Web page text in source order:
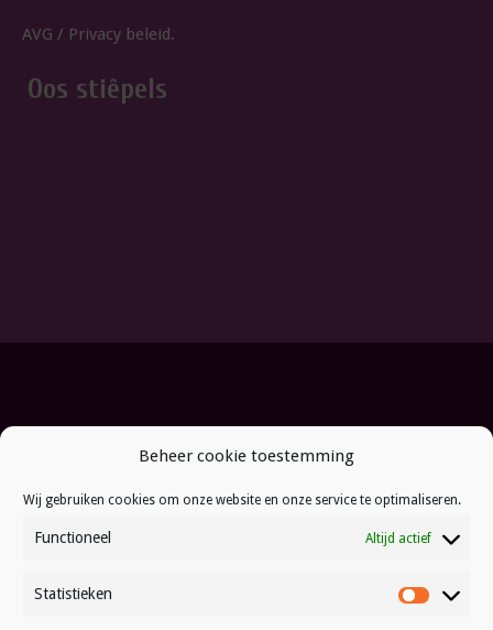
Beheer cookie toestemming
Wij gebruiken cookies om onze website en onze service te optimaliseren.
Functioneel Altijd actief
Statistieken
AVG / Privacy beleid.
Oos stiêpels